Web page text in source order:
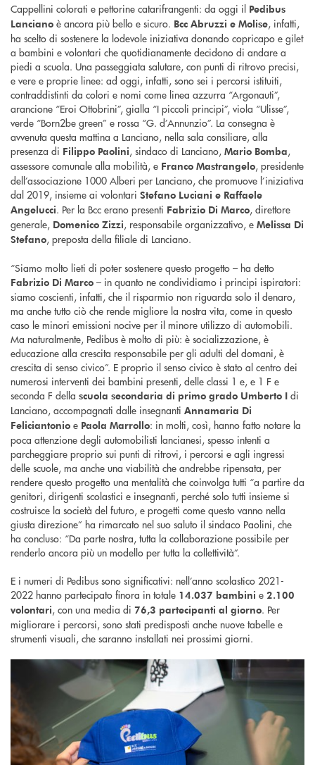
Cappellini colorati e pettorine catarifrangenti: da oggi il Pedibus
Lanciano è ancora più bello e sicuro. Bcc Abruzzi e Molise, infatti,
ha scelto di sostenere la lodevole iniziativa donando copricapo e gilet
a bambini e volontari che quotidianamente decidono di andare a
piedi a scuola. Una passeggiata salutare, con punti di ritrovo precisi,
e vere e proprie linee: ad oggi, infatti, sono sei i percorsi istituiti,
contraddistinti da colori e nomi come linea azzurra “Argonauti”,
arancione “Eroi Ottobrini”, gialla “I piccoli principi”, viola “Ulisse”,
verde “Born2be green” e rossa “G. d’Annunzio”. La consegna è
avvenuta questa mattina a Lanciano, nella sala consiliare, alla
presenza di Filippo Paolini, sindaco di Lanciano, Mario Bomba,
assessore comunale alla mobilità, e Franco Mastrangelo, presidente
dell’associazione 1000 Alberi per Lanciano, che promuove l’iniziativa
dal 2019, insieme ai volontari Stefano Luciani e Raffaele
Angelucci. Per la Bcc erano presenti Fabrizio Di Marco, direttore
generale, Domenico Zizzi, responsabile organizzativo, e Melissa Di
Stefano, preposta della filiale di Lanciano.
“Siamo molto lieti di poter sostenere questo progetto – ha detto
Fabrizio Di Marco – in quanto ne condividiamo i principi ispiratori:
siamo coscienti, infatti, che il risparmio non riguarda solo il denaro,
ma anche tutto ciò che rende migliore la nostra vita, come in questo
caso le minori emissioni nocive per il minore utilizzo di automobili.
Ma naturalmente, Pedibus è molto di più: è socializzazione, è
educazione alla crescita responsabile per gli adulti del domani, è
crescita di senso civico”. E proprio il senso civico è stato al centro dei
numerosi interventi dei bambini presenti, delle classi 1 e, e 1 F e
seconda F della scuola secondaria di primo grado Umberto I di
Lanciano, accompagnati dalle insegnanti Annamaria Di
Feliciantonio e Paola Marrollo: in molti, così, hanno fatto notare la
poca attenzione degli automobilisti lancianesi, spesso intenti a
parcheggiare proprio sui punti di ritrovi, i percorsi e agli ingressi
delle scuole, ma anche una viabilità che andrebbe ripensata, per
rendere questo progetto una mentalità che coinvolga tutti “a partire da
genitori, dirigenti scolastici e insegnanti, perché solo tutti insieme si
costruisce la società del futuro, e progetti come questo vanno nella
giusta direzione” ha rimarcato nel suo saluto il sindaco Paolini, che
ha concluso: “Da parte nostra, tutta la collaborazione possibile per
renderlo ancora più un modello per tutta la collettività”.
E i numeri di Pedibus sono significativi: nell’anno scolastico 2021-
2022 hanno partecipato finora in totale 14.037 bambini e 2.100
volontari, con una media di 76,3 partecipanti al giorno. Per
migliorare i percorsi, sono stati predisposti anche nuove tabelle e
strumenti visuali, che saranno installati nei prossimi giorni.